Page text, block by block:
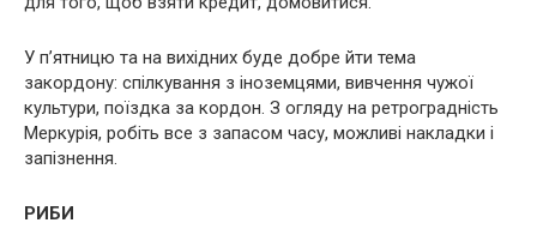
У п’ятницю та на вихідних буде добре йти тема
закордону: спілкування з іноземцями, вивчення чужої
культури, поїздка за кордон. З огляду на ретроградність
Меркурія, робіть все з запасом часу, можливі накладки і
запізнення.
РИБИ